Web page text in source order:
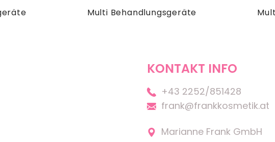
Multi Behandlungsgeräte
KONTAKT INFO
+43 2252/851428
frank@frankkosmetik.at
Marianne Frank GmbH